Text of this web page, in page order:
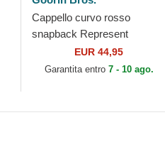
Cappello curvo rosso
snapback Represent
Microsuede Eagle The Farm
Goorin Bros.
EUR 44,95
Garantita entro 7 - 10 ago.